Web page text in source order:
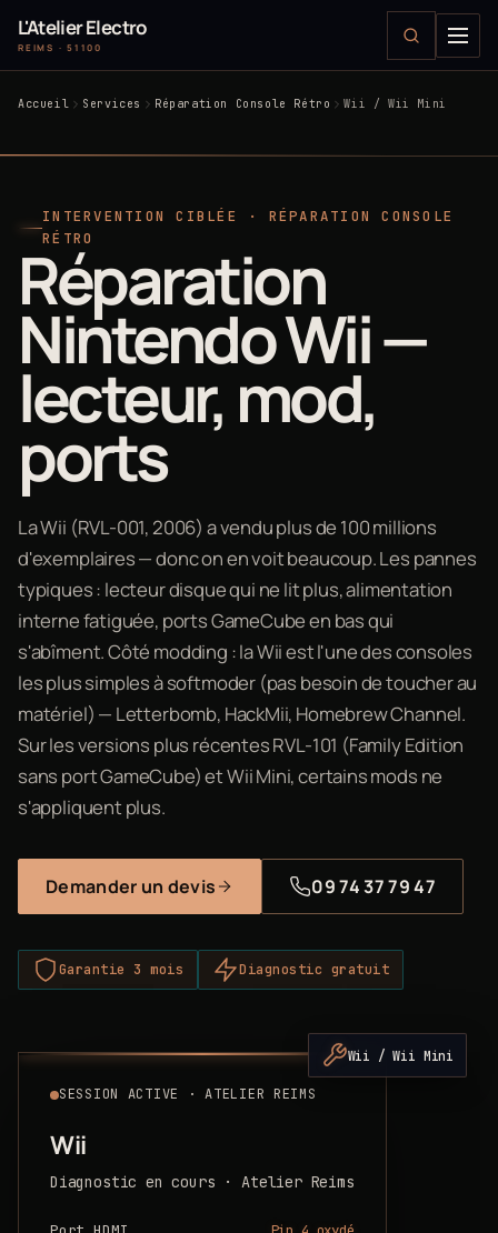
L'Atelier Electro
REIMS · 51100
Accueil Services Réparation Console Rétro Wii / Wii Mini
INTERVENTION CIBLÉE · RÉPARATION CONSOLE
RÉTRO
Réparation
Nintendo Wii —
lecteur, mod,
ports
La Wii (RVL-001, 2006) a vendu plus de 100 millions
d'exemplaires — donc on en voit beaucoup. Les pannes
typiques : lecteur disque qui ne lit plus, alimentation
interne fatiguée, ports GameCube en bas qui
s'abîment. Côté modding : la Wii est l'une des consoles
les plus simples à softmoder (pas besoin de toucher au
matériel) — Letterbomb, HackMii, Homebrew Channel.
Sur les versions plus récentes RVL-101 (Family Edition
sans port GameCube) et Wii Mini, certains mods ne
s'appliquent plus.
Demander un devis 09 74 37 79 47
Garantie 3 mois Diagnostic gratuit
SESSION ACTIVE · ATELIER REIMS
Wii
Diagnostic en cours · Atelier Reims
Wii / Wii Mini